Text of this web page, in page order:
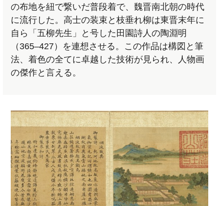
の布地を紐で繋いだ普段着で、魏晋南北朝の時代
に流行した。高士の装束と枝垂れ柳は東晋末年に
自ら「五柳先生」と号した田園詩人の陶淵明
（365–427）を連想させる。この作品は構図と筆
法、着色の全てに卓越した技術が見られ、人物画
の傑作と言える。